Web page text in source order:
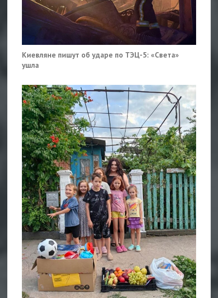
Киевляне пишут об ударе по ТЭЦ-5: «Света»
ушла